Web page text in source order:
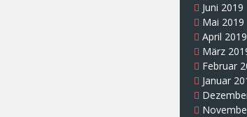
Juni 2019
Mai 2019
April 2019
März
Februar
Januar